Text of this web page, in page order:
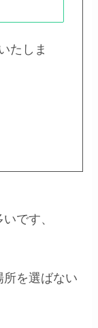
たしま
です、
所を選ばない